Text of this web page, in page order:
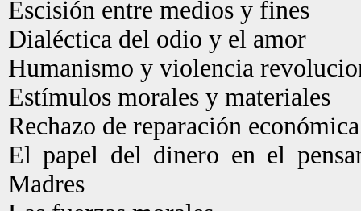
Escisión entre medios y fines
Dialéctica del odio y el amor
Humanismo y violencia
Estímulos morales y materiales
Rechazo de reparación
El papel del dinero en el
Madres